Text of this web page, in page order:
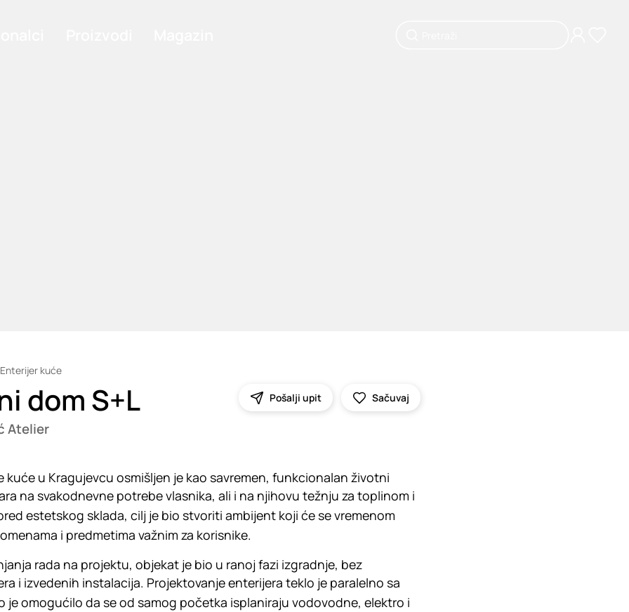
Enterijer kuće
dom S+L
Atelier
Pošalji upit Sačuvaj
kuće u Kragujevcu osmišljen je kao savremen, funkcionalan životni
na svakodnevne potrebe vlasnika, ali i na njihovu težnju za toplinom i
estetskog sklada, cilj je bio stvoriti ambijent koji će se vremenom
i predmetima važnim za korisnike.
rada na projektu, objekat je bio u ranoj fazi izgradnje, bez
i izvedenih instalacija. Projektovanje enterijera teklo je paralelno sa
je omogućilo da se od samog početka isplaniraju vodovodne, elektro i